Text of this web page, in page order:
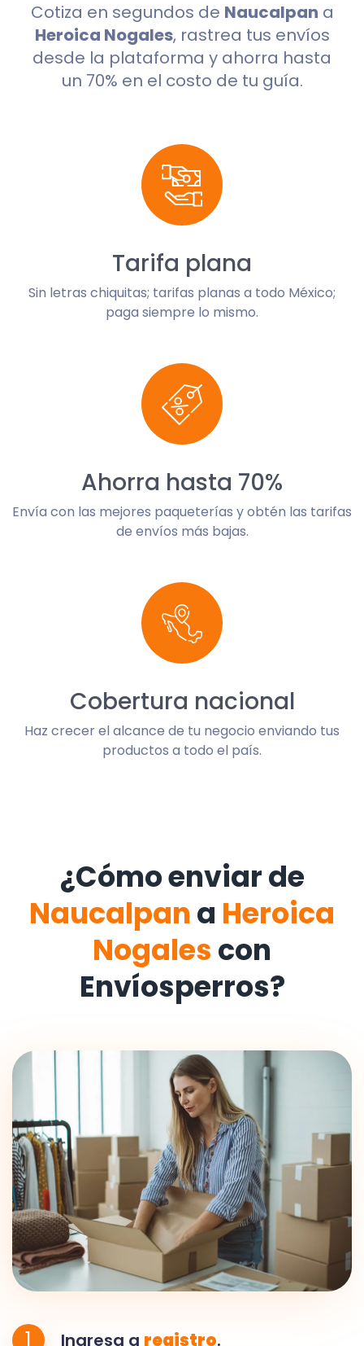
Cotiza en segundos de Naucalpan a
Heroica Nogales, rastrea tus envíos
desde la plataforma y ahorra hasta
un 70% en el costo de tu guía.
Tarifa plana
Sin letras chiquitas; tarifas planas a todo México;
paga siempre lo mismo.
Ahorra hasta 70%
Envía con las mejores paqueterías y obtén las tarifas
de envíos más bajas.
Cobertura nacional
Haz crecer el alcance de tu negocio enviando tus
productos a todo el país.
¿Cómo enviar de
Naucalpan a Heroica
Nogales con
Envíosperros?
1 Ingresa a registro.